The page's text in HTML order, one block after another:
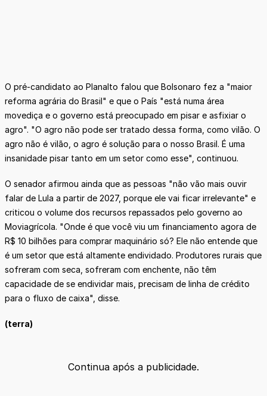
O pré-candidato ao Planalto falou que Bolsonaro fez a "maior
reforma agrária do Brasil" e que o País "está numa área
movediça e o governo está preocupado em pisar e asfixiar o
agro". "O agro não pode ser tratado dessa forma, como vilão. O
agro não é vilão, o agro é solução para o nosso Brasil. É uma
insanidade pisar tanto em um setor como esse", continuou.
O senador afirmou ainda que as pessoas "não vão mais ouvir
falar de Lula a partir de 2027, porque ele vai ficar irrelevante" e
criticou o volume dos recursos repassados pelo governo ao
Moviagrícola. "Onde é que você viu um financiamento agora de
R$ 10 bilhões para comprar maquinário só? Ele não entende que
é um setor que está altamente endividado. Produtores rurais que
sofreram com seca, sofreram com enchente, não têm
capacidade de se endividar mais, precisam de linha de crédito
para o fluxo de caixa", disse.
(terra)
Continua após a publicidade.